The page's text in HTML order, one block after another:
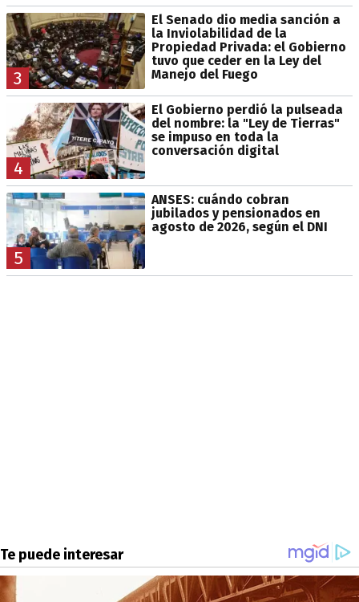
3
El Senado dio media sanción a
la Inviolabilidad de la
Propiedad Privada: el Gobierno
tuvo que ceder en la Ley del
Manejo del Fuego
4
El Gobierno perdió la pulseada
del nombre: la "Ley de Tierras"
se impuso en toda la
conversación digital
5
ANSES: cuándo cobran
jubilados y pensionados en
agosto de 2026, según el DNI